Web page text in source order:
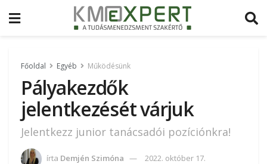
Főoldal Egyéb Működésünk
Pályakezdők
jelentkezését várjuk
Jelentkezz junior tanácsadói pozíciónkra!
írta Demjén Szimóna 2022. október 17.